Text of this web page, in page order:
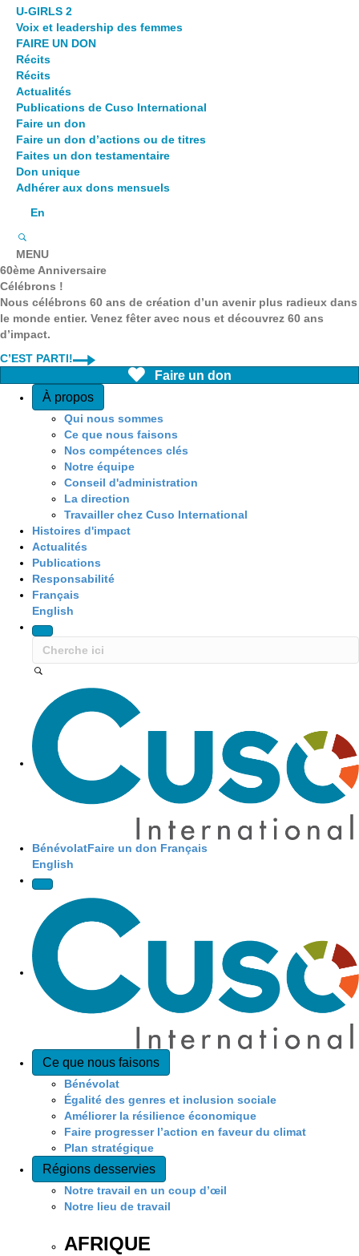
U-GIRLS 2
Voix et leadership des femmes
FAIRE UN DON
Récits
Récits
Actualités
Publications de Cuso International
Faire un don
Faire un don d’actions ou de titres
Faites un don testamentaire
Don unique
Adhérer aux dons mensuels
En
MENU
60ème Anniversaire
Célébrons !
Nous célébrons 60 ans de création d’un avenir plus radieux dans
le monde entier. Venez fêter avec nous et découvrez 60 ans
d’impact.
C’EST PARTI!
Faire un don
Quick Access
À propos
Qui nous sommes
Ce que nous faisons
Nos compétences clés
Notre équipe
Conseil d'administration
La direction
Travailler chez Cuso International
Histoires d'impact
Actualités
Publications
Responsabilité
Français
English
Site Navigation
BénévolatFaire un don Français
English
Ce que nous faisons
Bénévolat
Égalité des genres et inclusion sociale
Améliorer la résilience économique
Faire progresser l’action en faveur du climat
Plan stratégique
Régions desservies
Notre travail en un coup d’œil
Notre lieu de travail
AFRIQUE